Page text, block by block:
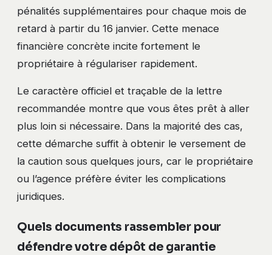
pénalités supplémentaires pour chaque mois de
retard à partir du 16 janvier. Cette menace
financière concrète incite fortement le
propriétaire à régulariser rapidement.
Le caractère officiel et traçable de la lettre
recommandée montre que vous êtes prêt à aller
plus loin si nécessaire. Dans la majorité des cas,
cette démarche suffit à obtenir le versement de
la caution sous quelques jours, car le propriétaire
ou l’agence préfère éviter les complications
juridiques.
Quels documents rassembler pour
défendre votre dépôt de garantie